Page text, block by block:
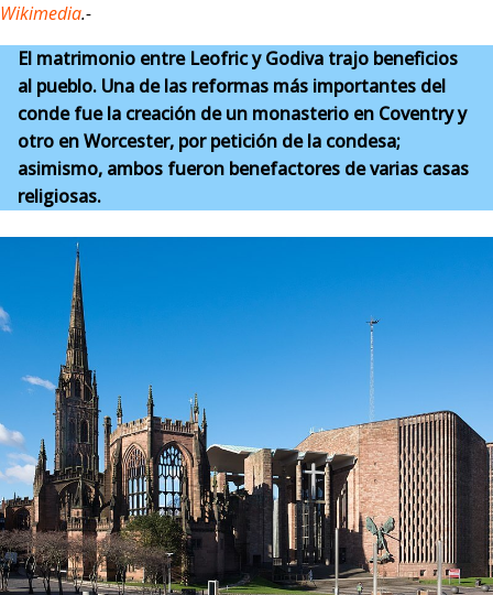
Wikimedia.-
El matrimonio entre Leofric y Godiva trajo beneficios
al pueblo. Una de las reformas más importantes del
conde fue la creación de un monasterio en Coventry y
otro en Worcester, por petición de la condesa;
asimismo, ambos fueron benefactores de varias casas
religiosas.